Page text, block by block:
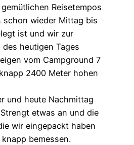
Reisetempos
schon wieder Mittag bis
ist und wir zur
heutigen Tages
vom Campground 7
2400 Meter hohen
und heute Nachmittag
etwas an und die
wir eingepackt haben
bemessen.